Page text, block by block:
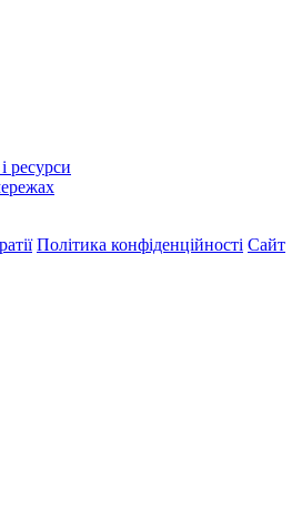
ресурси
Політика конфіденційності Сайт